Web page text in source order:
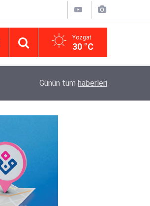
Yozgat
30 °C
Yargıtay’da iletişim hamlesi: Kurumsal
Günün tüm haberleri